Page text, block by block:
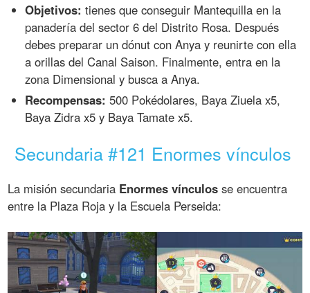
Objetivos: tienes que conseguir Mantequilla en la
panadería del sector 6 del Distrito Rosa. Después
debes preparar un dónut con Anya y reunirte con ella
a orillas del Canal Saison. Finalmente, entra en la
zona Dimensional y busca a Anya.
Recompensas: 500 Pokédolares, Baya Ziuela x5,
Baya Zidra x5 y Baya Tamate x5.
Secundaria #121 Enormes vínculos
La misión secundaria Enormes vínculos se encuentra
entre la Plaza Roja y la Escuela Perseida: